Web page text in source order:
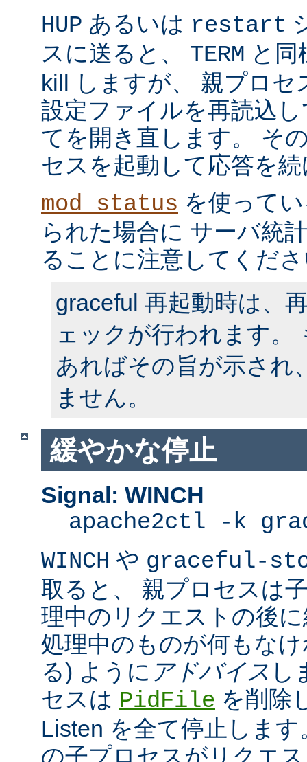
HUP あるいは restart
スに送ると、 TERM と
kill しますが、 親プロセ
設定ファイルを再読込
てを開き直します。 そ
セスを起動して応答を
mod_status を使って
られた場合に サーバ統
ることに注意してくだ
graceful 再起動時は、
ェックが行われます。
あればその旨が示され
ません。
緩やかな停止
Signal: WINCH
apache2ctl -k
WINCH や graceful-
取ると、 親プロセスは
理中のリクエストの後
処理中のものが何もな
る) ように アドバイス し
セスは PidFile を削除
Listen を全て停止しま
の子プロセスがリクエ